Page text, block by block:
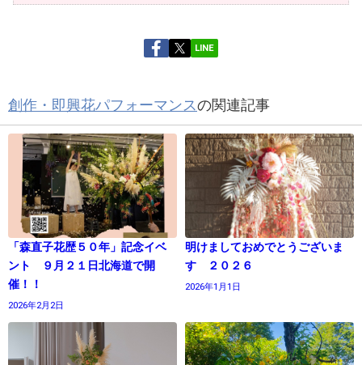
LINE
創作・即興花パフォーマンスの関連記事
「森直子花歴５０年」記念イベ
ント ９月２１日北海道で開
催！！
2026年2月2日
明けましておめでとうございま
す ２０２６
2026年1月1日